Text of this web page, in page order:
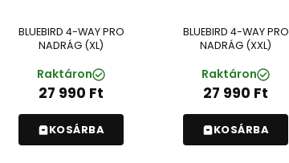
BLUEBIRD 4-WAY PRO
NADRÁG (XL)
Raktáron
27 990 Ft
KOSÁRBA
BLUEBIRD 4-WAY PRO
NADRÁG (XXL)
Raktáron
27 990 Ft
KOSÁRBA